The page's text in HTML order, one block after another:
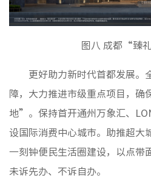
图八 成都“臻
更好助力新时代首都发展。
障，大力推进市级重点项目，
地”。保持首开通州万象汇、
设国际消费中心城市。助推超大
一刻钟便民生活圈建设，以点带
未诉先办、不诉自办。